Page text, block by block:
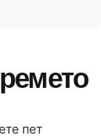
пет